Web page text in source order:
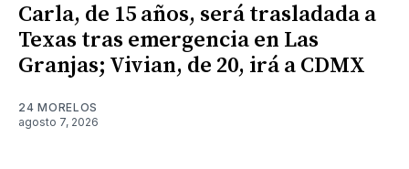
Carla, de 15 años, será trasladada a
Texas tras emergencia en Las
Granjas; Vivian, de 20, irá a CDMX
24 MORELOS
agosto 7, 2026